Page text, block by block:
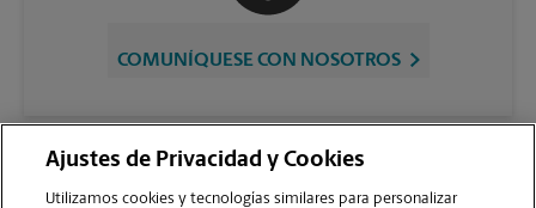
COMUNÍQUESE CON NOSOTROS
Ajustes de Privacidad y Cookies
Utilizamos cookies y tecnologías similares para personalizar